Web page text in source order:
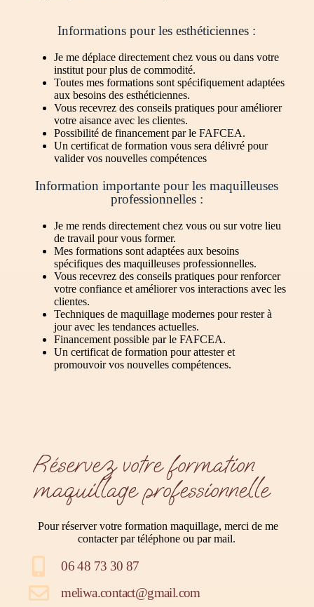
Informations pour les esthéticiennes :
Je me déplace directement chez vous ou dans votre
institut pour plus de commodité.
Toutes mes formations sont spécifiquement adaptées
aux besoins des esthéticiennes.
Vous recevrez des conseils pratiques pour améliorer
votre aisance avec les clientes.
Possibilité de financement par le FAFCEA.
Un certificat de formation vous sera délivré pour
valider vos nouvelles compétences
Information importante pour les maquilleuses
professionnelles :
Je me rends directement chez vous ou sur votre lieu
de travail pour vous former.
Mes formations sont adaptées aux besoins
spécifiques des maquilleuses professionnelles.
Vous recevrez des conseils pratiques pour renforcer
votre confiance et améliorer vos interactions avec les
clientes.
Techniques de maquillage modernes pour rester à
jour avec les tendances actuelles.
Financement possible par le FAFCEA.
Un certificat de formation pour attester et
promouvoir vos nouvelles compétences.
Réservez votre formation
maquillage professionnelle
Pour réserver votre formation maquillage, merci de me
contacter par téléphone ou par mail.
06 48 73 30 87
meliwa.contact@gmail.com